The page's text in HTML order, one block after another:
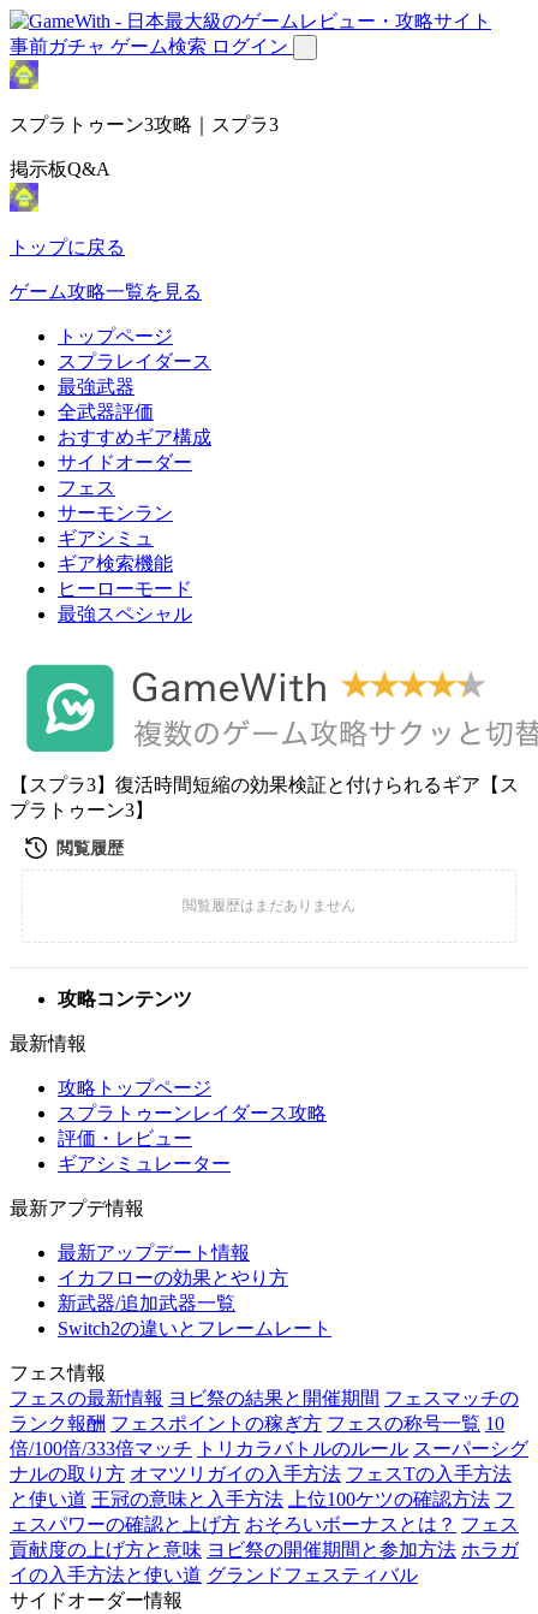
事前ガチャ ゲーム検索 ログイン
スプラトゥーン3攻略｜スプラ3
掲示板Q&A
トップに戻る
ゲーム攻略一覧を見る
トップページ
スプラレイダース
最強武器
全武器評価
おすすめギア構成
サイドオーダー
フェス
サーモンラン
ギアシミュ
ギア検索機能
ヒーローモード
最強スペシャル
【スプラ3】復活時間短縮の効果検証と付けられるギア【ス
プラトゥーン3】
攻略コンテンツ
最新情報
攻略トップページ
スプラトゥーンレイダース攻略
評価・レビュー
ギアシミュレーター
最新アプデ情報
最新アップデート情報
イカフローの効果とやり方
新武器/追加武器一覧
Switch2の違いとフレームレート
フェス情報
フェスの最新情報 ヨビ祭の結果と開催期間 フェスマッチの
ランク報酬 フェスポイントの稼ぎ方 フェスの称号一覧 10
倍/100倍/333倍マッチ
トリカラバトルのルール スーパーシグ
ナルの取り方 オマツリガイの入手方法 フェスTの入手方法
と使い道 王冠の意味と入手方法 上位100ケツの確認方法 フ
ェスパワーの確認と上げ方 おそろいボーナスとは？ フェス
貢献度の上げ方と意味 ヨビ祭の開催期間と参加方法 ホラガ
イの入手方法と使い道 グランドフェスティバル
サイドオーダー情報